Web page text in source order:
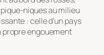
niques au milieu
: celle d’un pays
propre engouement